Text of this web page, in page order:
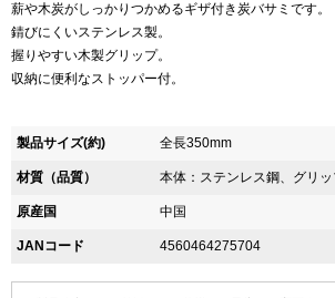
薪や木炭がしっかりつかめるギザ付き炭バサミです。
錆びにくいステンレス製。
握りやすい木製グリップ。
収納に便利なストッパー付。
製品サイズ(約) 全長350mm
材質（品質） 本体：ステンレス鋼、グリ
原産国 中国
JANコード 4560464275704